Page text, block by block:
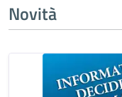
Novità